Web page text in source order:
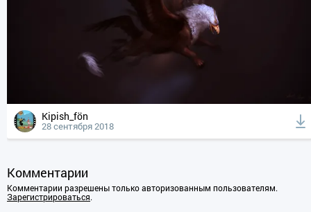
Kipish_fön
28 сентября 2018
Комментарии
Комментарии разрешены только авторизованным пользователям.
Зарегистрироваться.